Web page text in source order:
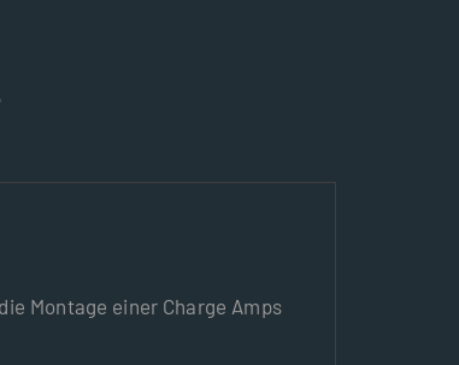
Montage einer Charge Amps